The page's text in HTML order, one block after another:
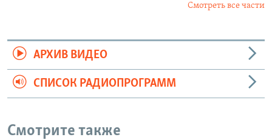
Смотреть все части
АРХИВ ВИДЕО
СПИСОК РАДИОПРОГРАММ
Смотрите также